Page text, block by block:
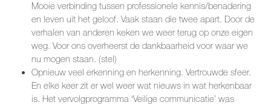
Mooie verbinding tussen professionele kennis/benadering
en leven uit het geloof. Vaak staan die twee apart. Door de
verhalen van anderen keken we weer terug op onze eigen
weg. Voor ons overheerst de dankbaarheid voor waar we
nu mogen staan. (stel)
Opnieuw veel erkenning en herkenning. Vertrouwde sfeer.
En elke keer zit er wel weer wat nieuws in wat herkenbaar
is. Het vervolgprogramma ‘Veilige communicatie’ was